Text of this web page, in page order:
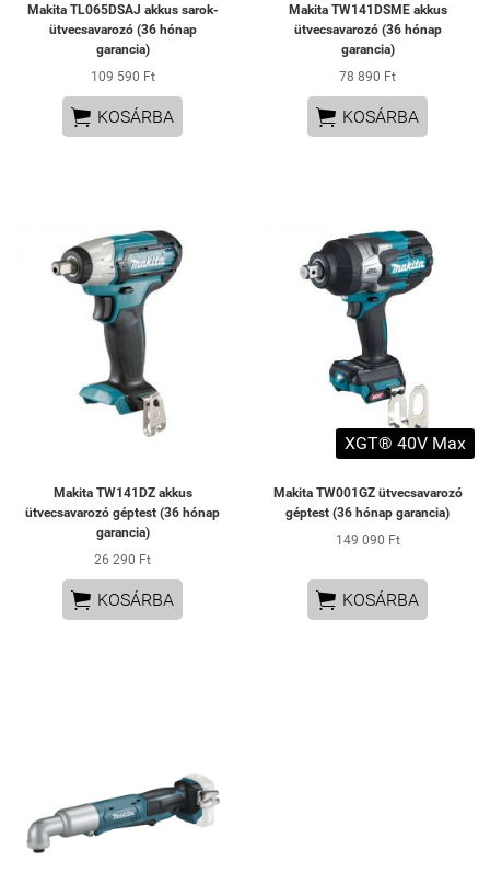
Makita TL065DSAJ akkus sarok-
ütvecsavarozó (36 hónap
garancia)
109 590 Ft
 KOSÁRBA
Makita TW141DSME akkus
ütvecsavarozó (36 hónap
garancia)
78 890 Ft
 KOSÁRBA
Makita TW141DZ akkus
ütvecsavarozó géptest (36 hónap
garancia)
26 290 Ft
 KOSÁRBA
XGT® 40V Max
Makita TW001GZ ütvecsavarozó
géptest (36 hónap garancia)
149 090 Ft
 KOSÁRBA